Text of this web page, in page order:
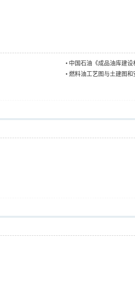
• 中国石油《成品油库建
• 燃料油工艺图与土建图和